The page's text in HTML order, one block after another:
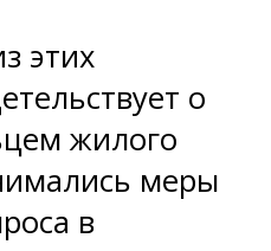
этих
о
жилого
меры
в